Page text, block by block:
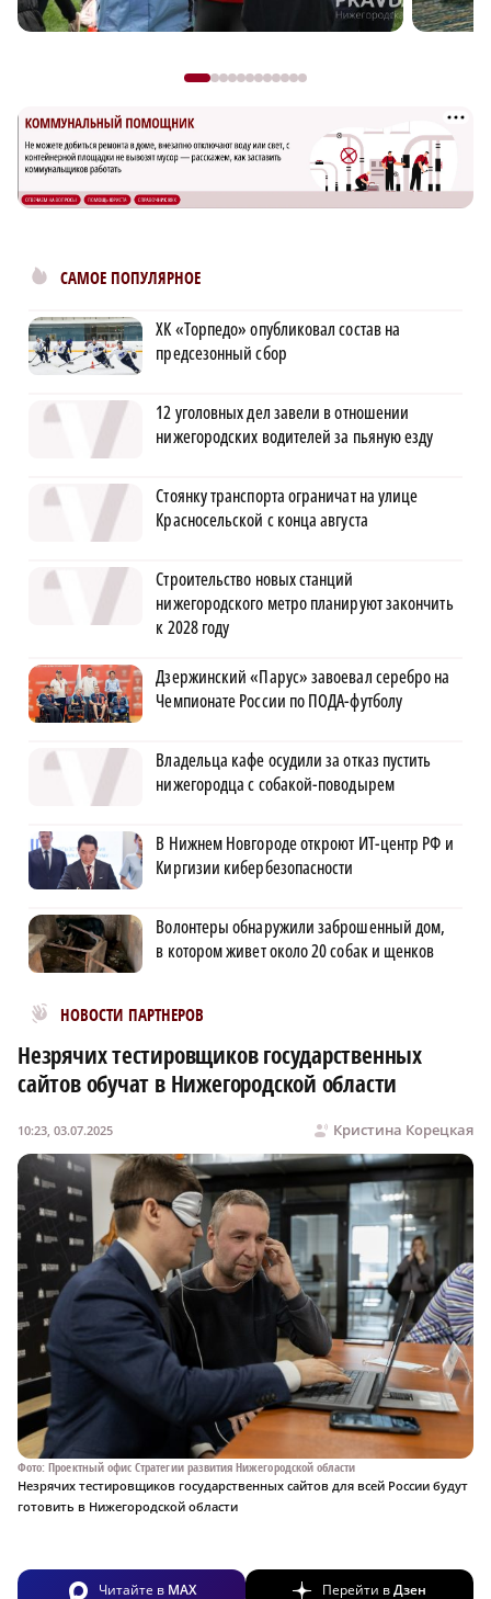
САМОЕ ПОПУЛЯРНОЕ
ХК «Торпедо» опубликовал состав на
предсезонный сбор
12 уголовных дел завели в отношении
нижегородских водителей за пьяную езду
Стоянку транспорта ограничат на улице
Красносельской с конца августа
Строительство новых станций
нижегородского метро планируют закончить
к 2028 году
Дзержинский «Парус» завоевал серебро на
Чемпионате России по ПОДА-футболу
Владельца кафе осудили за отказ пустить
нижегородца с собакой-поводырем
В Нижнем Новгороде откроют ИТ-центр РФ и
Киргизии кибербезопасности
Волонтеры обнаружили заброшенный дом,
в котором живет около 20 собак и щенков
НОВОСТИ ПАРТНЕРОВ
Новости МирТесен
Незрячих тестировщиков государственных
сайтов обучат в Нижегородской области
Кристина Корецкая
10:23, 03.07.2025
Фото: Проектный офис Стратегии развития Нижегородской области
Незрячих тестировщиков государственных сайтов для всей России будут
готовить в Нижегородской области
Читайте в MAX Перейти вДзен